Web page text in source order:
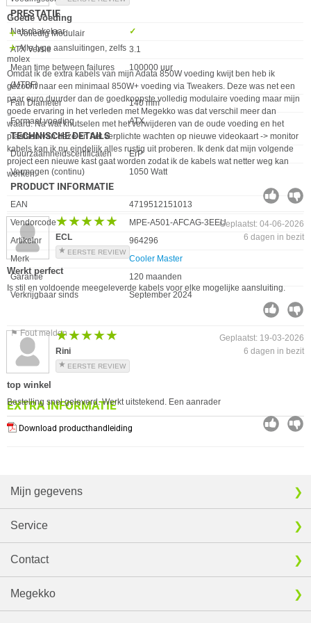
PRESTATIE
Eigenschap Waarde
Netschakelaar
✓︎
ATX Versie
3.1
Mean time between failures
(MTBF)
100000 uur
Fan Diameter
140 mm
Formaat voeding
ATX
TECHNISCHE DETAILS
Eigenschap Waarde
Duurzaamheidscertificaten
ErP
Vermogen (continu)
1050 Watt
PRODUCT INFORMATIE
EAN
4719512151013
Vendorcode
MPE-A501-AFCAG-3EEU
Artikelnr
964296
Merk
Cooler Master
Garantie
120 maanden
Verkrijgbaar sinds
September 2024
⚑ Fout melden
EXTRA INFORMATIE
Download producthandleiding
Goede voeding
Volledig Modulair
Alle type aansluitingen, zelfs
molex
Omdat ik de extra kabels van mijn Adata 850W voeding kwijt ben heb ik
gezocht naar een minimaal 850W+ voeding via Tweakers. Deze was net een
paar euro duurder dan de goedkoopste volledig modulaire voeding maar mijn
goede ervaring in het verleden met Megekko was dat verschil meer dan
waard. Na wat knutselen met het verwijderen van de oude voeding en het
plaatsen van deze en het verplichte wachten op nieuwe videokaart -> monitor
kabels kan ik nu eindelijk alles rustig uit proberen. Ik denk dat mijn volgende
project een nieuwe kast gaat worden zodat ik de kabels wat netter weg kan
werken.
★★★★★
★★★★★
ECL
EERSTE REVIEW
Geplaatst: 04-06-2026
6 dagen in bezit
Werkt perfect
Is stil en voldoende meegeleverde kabels voor elke mogelijke aansluiting.
★★★★★
★★★★★
Rini
EERSTE REVIEW
Geplaatst: 19-03-2026
6 dagen in bezit
top winkel
Bestelling snel geleverd. Werkt uitstekend. Een aanrader
Mijn gegevens
Service
Contact
Megekko